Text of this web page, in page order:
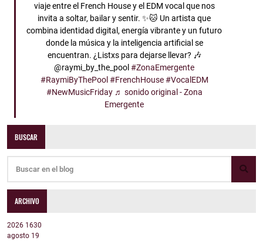
viaje entre el French House y el EDM vocal que nos
invita a soltar, bailar y sentir. ✨🐱 Un artista que
combina identidad digital, energía vibrante y un futuro
donde la música y la inteligencia artificial se
encuentran. ¿Listxs para dejarse llevar? 🎶
@raymi_by_the_pool#ZonaEmergente
#RaymiByThePool #FrenchHouse #VocalEDM
#NewMusicFriday ♬ sonido original - Zona
Emergente
BUSCAR
ARCHIVO
2026 1630
agosto 19